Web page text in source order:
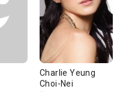
Charlie Yeung
Choi-Nei